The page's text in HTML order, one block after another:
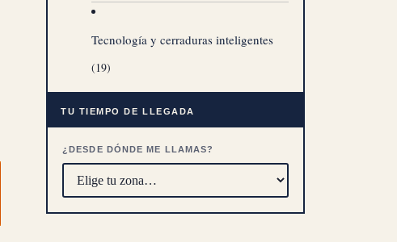
Tecnología y cerraduras inteligentes
(19)
TU TIEMPO DE LLEGADA
¿DESDE DÓNDE ME LLAMAS?